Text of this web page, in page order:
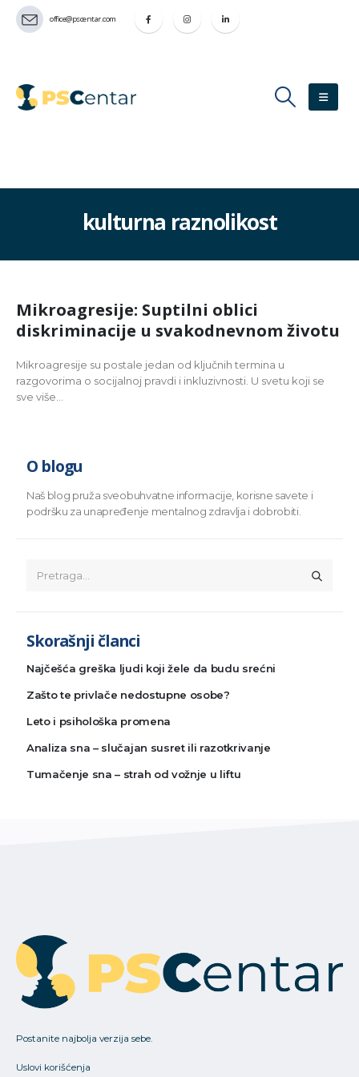
office@pscentar.com
kulturna raznolikost
Mikroagresije: Suptilni oblici
diskriminacije u svakodnevnom životu
Mikroagresije su postale jedan od ključnih termina u
razgovorima o socijalnoj pravdi i inkluzivnosti. U svetu koji se
sve više...
O blogu
Naš blog pruža sveobuhvatne informacije, korisne savete i
podršku za unapređenje mentalnog zdravlja i dobrobiti.
Skorašnji članci
Najčešća greška ljudi koji žele da budu srećni
Zašto te privlače nedostupne osobe?
Leto i psihološka promena
Analiza sna – slučajan susret ili razotkrivanje
Tumačenje sna – strah od vožnje u liftu
Postanite najbolja verzija sebe.
Uslovi korišćenja